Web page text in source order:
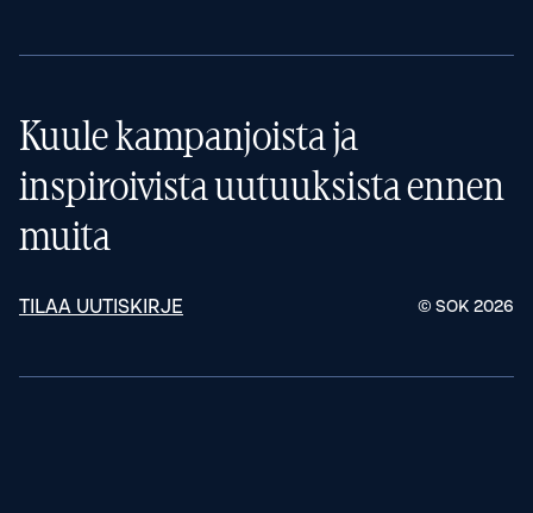
Kuule kampanjoista ja
inspiroivista uutuuksista ennen
muita
TILAA UUTISKIRJE © SOK 2026